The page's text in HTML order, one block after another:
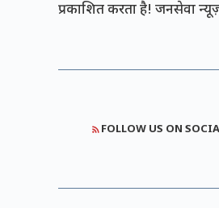
प्रकाशित करता है! जनसेवा
FOLLOW US ON